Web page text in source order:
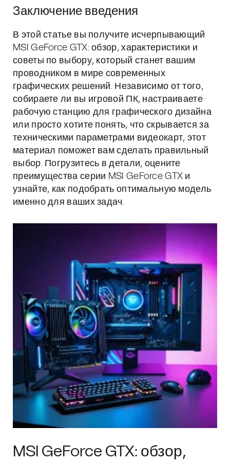
Заключение введения
В этой статье вы получите исчерпывающий
MSI GeForce GTX: обзор, характеристики и
советы по выбору, который станет вашим
проводником в мире современных
графических решений. Независимо от того,
собираете ли вы игровой ПК, настраиваете
рабочую станцию для графического дизайна
или просто хотите понять, что скрывается за
техническими параметрами видеокарт, этот
материал поможет вам сделать правильный
выбор. Погрузитесь в детали, оцените
преимущества серии MSI GeForce GTX и
узнайте, как подобрать оптимальную модель
именно для ваших задач.
MSI GeForce GTX: обзор,